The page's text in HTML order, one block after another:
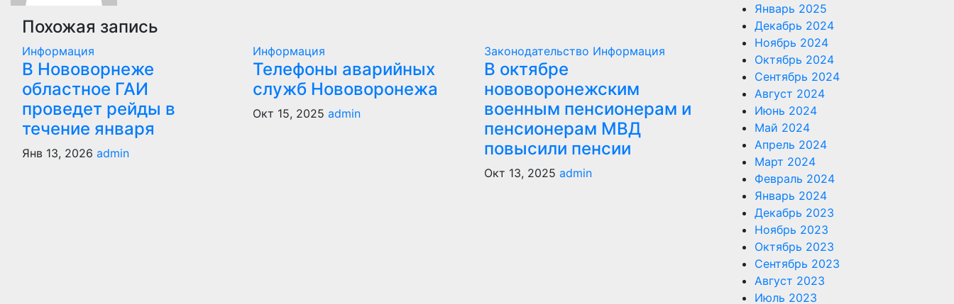
Похожая запись
Информация
В Нововорнеже
областное ГАИ
проведет рейды в
течение января
Янв 13, 2026 admin
Информация
Телефоны аварийных
служб Нововоронежа
Окт 15, 2025 admin
Законодательство Информация
В октябре
нововоронежским
военным пенсионерам и
пенсионерам МВД
повысили пенсии
Окт 13, 2025 admin
Январь 2025
Декабрь 2024
Ноябрь 2024
Октябрь 2024
Сентябрь 2024
Август 2024
Июнь 2024
Май 2024
Апрель 2024
Март 2024
Февраль 2024
Январь 2024
Декабрь 2023
Ноябрь 2023
Октябрь 2023
Сентябрь 2023
Август 2023
Июль 2023